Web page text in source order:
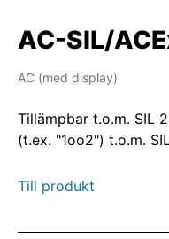
AC-SIL/
AC (med display)
Tillämpbar t.o.m. SIL
(t.ex. "1oo2") t.o.m.
Till produkt